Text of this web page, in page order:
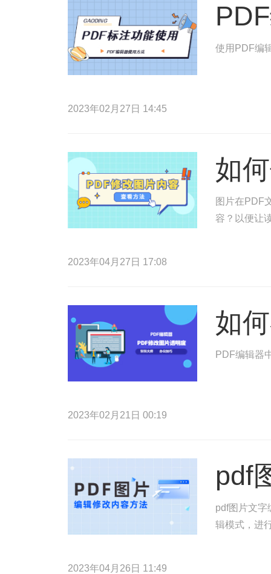
使用PDF编
2023年02月27日 14:45
如
图片在PDF
容？以便让
2023年04月27日 17:08
如
PDF编辑器
2023年02月21日 00:19
pdf
pdf图片文字
辑模式，进
2023年04月26日 11:49